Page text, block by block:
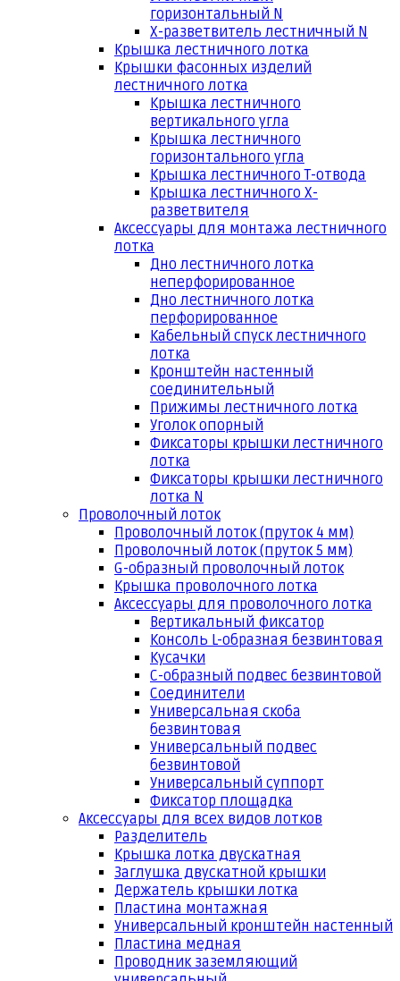
горизонтальный N
Х-разветвитель лестничный N
Крышка лестничного лотка
Крышки фасонных изделий
лестничного лотка
Крышка лестничного
вертикального угла
Крышка лестничного
горизонтального угла
Крышка лестничного Т-отвода
Крышка лестничного Х-
разветвителя
Аксессуары для монтажа лестничного
лотка
Дно лестничного лотка
неперфорированное
Дно лестничного лотка
перфорированное
Кабельный спуск лестничного
лотка
Кронштейн настенный
соединительный
Прижимы лестничного лотка
Уголок опорный
Фиксаторы крышки лестничного
лотка
Фиксаторы крышки лестничного
лотка N
Проволочный лоток
Проволочный лоток (пруток 4 мм)
Проволочный лоток (пруток 5 мм)
G-образный проволочный лоток
Крышка проволочного лотка
Аксессуары для проволочного лотка
Вертикальный фиксатор
Консоль L-образная безвинтовая
Кусачки
С-образный подвес безвинтовой
Соединители
Универсальная скоба
безвинтовая
Универсальный подвес
безвинтовой
Универсальный суппорт
Фиксатор площадка
Аксессуары для всех видов лотков
Разделитель
Крышка лотка двускатная
Заглушка двускатной крышки
Держатель крышки лотка
Пластина монтажная
Универсальный кронштейн настенный
Пластина медная
Проводник заземляющий